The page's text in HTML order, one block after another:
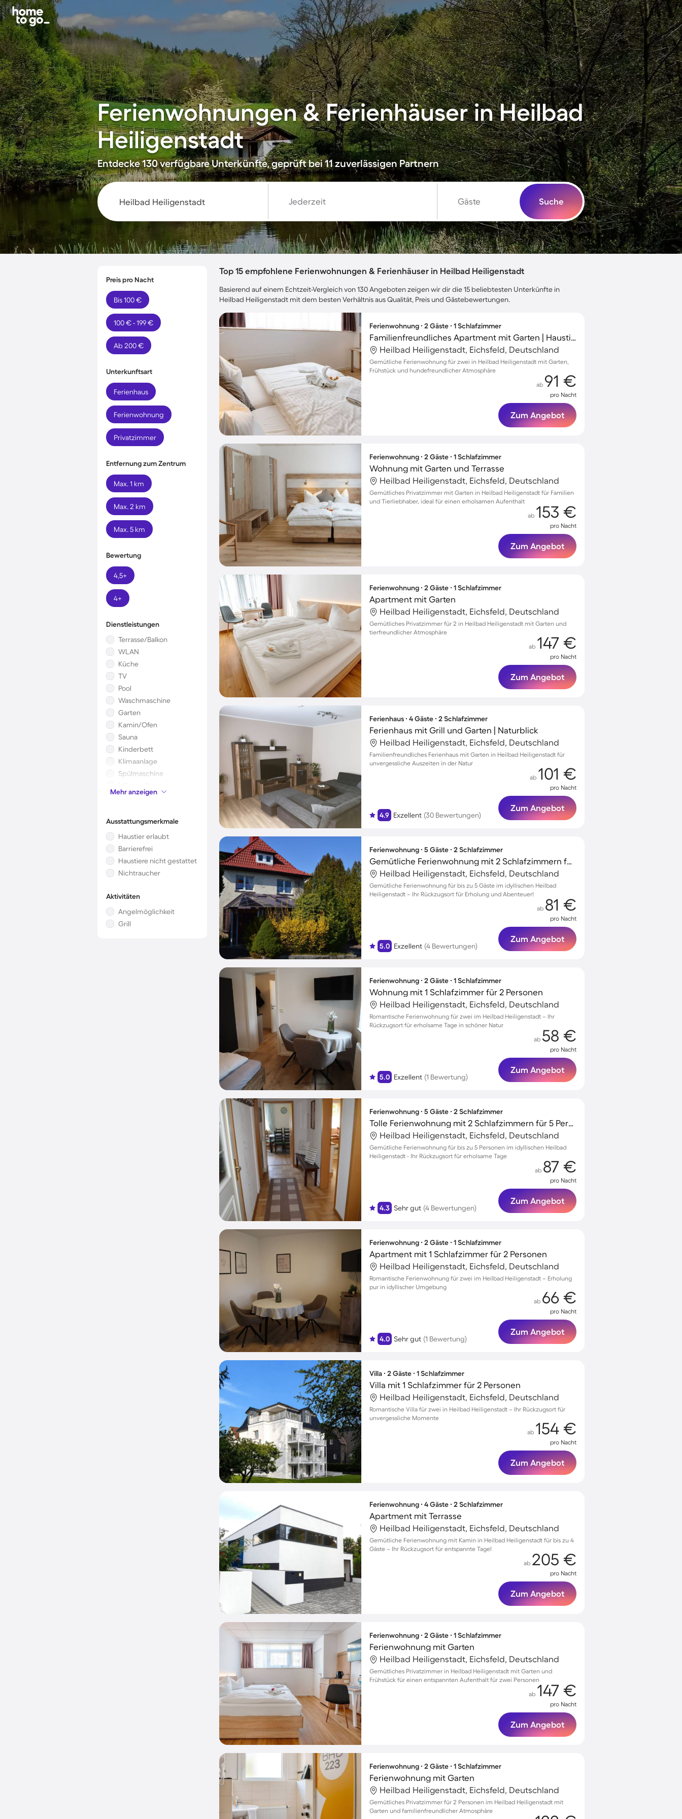
Ferienwohnungen & Ferienhäuser in Heilbad
Heiligenstadt
Entdecke 130 verfügbare Unterkünfte, geprüft bei 11 zuverlässigen Partnern
Jederzeit Gäste Suche
Preis pro Nacht
Bis 100 €
100 € - 199 €
Ab 200 €
Unterkunftsart
Ferienhaus
Ferienwohnung
Privatzimmer
Entfernung zum Zentrum
Max. 1 km
Max. 2 km
Max. 5 km
Bewertung
4,5+
4+
Dienstleistungen
Terrasse/Balkon
WLAN
Küche
TV
Pool
Waschmaschine
Garten
Kamin/Ofen
Sauna
Kinderbett
Klimaanlage
Spülmaschine
Mikrowelle
Whirlpool
Mehr anzeigen
Ausstattungsmerkmale
Haustier erlaubt
Barrierefrei
Haustiere nicht gestattet
Nichtraucher
Aktivitäten
Angelmöglichkeit
Grill
Top 15 empfohlene Ferienwohnungen & Ferienhäuser in Heilbad Heiligenstadt
Basierend auf einem Echtzeit-Vergleich von 130 Angeboten zeigen wir dir die 15 beliebtesten Unterkünfte in
Heilbad Heiligenstadt mit dem besten Verhältnis aus Qualität, Preis und Gästebewertungen.
Ferienwohnung ∙ 2 Gäste ∙ 1 Schlafzimmer
Familienfreundliches Apartment mit Garten | Haustierfreundlich
Heilbad Heiligenstadt, Eichsfeld, Deutschland
Gemütliche Ferienwohnung für zwei in Heilbad Heiligenstadt mit Garten,
Frühstück und hundefreundlicher Atmosphäre
ab 91 €
pro Nacht
Zum Angebot
Ferienwohnung ∙ 2 Gäste ∙ 1 Schlafzimmer
Wohnung mit Garten und Terrasse
Heilbad Heiligenstadt, Eichsfeld, Deutschland
Gemütliches Privatzimmer mit Garten in Heilbad Heiligenstadt für Familien
und Tierliebhaber, ideal für einen erholsamen Aufenthalt
ab 153 €
pro Nacht
Zum Angebot
Ferienwohnung ∙ 2 Gäste ∙ 1 Schlafzimmer
Apartment mit Garten
Heilbad Heiligenstadt, Eichsfeld, Deutschland
Gemütliches Privatzimmer für 2 in Heilbad Heiligenstadt mit Garten und
tierfreundlicher Atmosphäre
ab 147 €
pro Nacht
Zum Angebot
Ferienhaus ∙ 4 Gäste ∙ 2 Schlafzimmer
Ferienhaus mit Grill und Garten | Naturblick
Heilbad Heiligenstadt, Eichsfeld, Deutschland
Familienfreundliches Ferienhaus mit Garten in Heilbad Heiligenstadt für
unvergessliche Auszeiten in der Natur
4.9 Exzellent (30 Bewertungen)
ab 101 €
pro Nacht
Zum Angebot
Ferienwohnung ∙ 5 Gäste ∙ 2 Schlafzimmer
Gemütliche Ferienwohnung mit 2 Schlafzimmern für 5 Personen
Heilbad Heiligenstadt, Eichsfeld, Deutschland
Gemütliche Ferienwohnung für bis zu 5 Gäste im idyllischen Heilbad
Heiligenstadt – Ihr Rückzugsort für Erholung und Abenteuer!
5.0 Exzellent (4 Bewertungen)
ab 81 €
pro Nacht
Zum Angebot
Ferienwohnung ∙ 2 Gäste ∙ 1 Schlafzimmer
Wohnung mit 1 Schlafzimmer für 2 Personen
Heilbad Heiligenstadt, Eichsfeld, Deutschland
Romantische Ferienwohnung für zwei im Heilbad Heiligenstadt – Ihr
Rückzugsort für erholsame Tage in schöner Natur
5.0 Exzellent (1 Bewertung)
ab 58 €
pro Nacht
Zum Angebot
Ferienwohnung ∙ 5 Gäste ∙ 2 Schlafzimmer
Tolle Ferienwohnung mit 2 Schlafzimmern für 5 Personen
Heilbad Heiligenstadt, Eichsfeld, Deutschland
Gemütliche Ferienwohnung für bis zu 5 Personen im idyllischen Heilbad
Heiligenstadt - Ihr Rückzugsort für erholsame Tage
4.3 Sehr gut (4 Bewertungen)
ab 87 €
pro Nacht
Zum Angebot
Ferienwohnung ∙ 2 Gäste ∙ 1 Schlafzimmer
Apartment mit 1 Schlafzimmer für 2 Personen
Heilbad Heiligenstadt, Eichsfeld, Deutschland
Romantische Ferienwohnung für zwei im Heilbad Heiligenstadt – Erholung
pur in idyllischer Umgebung
4.0 Sehr gut (1 Bewertung)
ab 66 €
pro Nacht
Zum Angebot
Villa ∙ 2 Gäste ∙ 1 Schlafzimmer
Villa mit 1 Schlafzimmer für 2 Personen
Heilbad Heiligenstadt, Eichsfeld, Deutschland
Romantische Villa für zwei in Heilbad Heiligenstadt – Ihr Rückzugsort für
unvergessliche Momente
ab 154 €
pro Nacht
Zum Angebot
Ferienwohnung ∙ 4 Gäste ∙ 2 Schlafzimmer
Apartment mit Terrasse
Heilbad Heiligenstadt, Eichsfeld, Deutschland
Gemütliche Ferienwohnung mit Kamin in Heilbad Heiligenstadt für bis zu 4
Gäste – Ihr Rückzugsort für entspannte Tage!
ab 205 €
pro Nacht
Zum Angebot
Ferienwohnung ∙ 2 Gäste ∙ 1 Schlafzimmer
Ferienwohnung mit Garten
Heilbad Heiligenstadt, Eichsfeld, Deutschland
Gemütliches Privatzimmer in Heilbad Heiligenstadt mit Garten und
Frühstück für einen entspannten Aufenthalt für zwei Personen
ab 147 €
pro Nacht
Zum Angebot
Ferienwohnung ∙ 2 Gäste ∙ 1 Schlafzimmer
Ferienwohnung mit Garten
Heilbad Heiligenstadt, Eichsfeld, Deutschland
Gemütliches Privatzimmer für 2 Personen im Heilbad Heiligenstadt mit
Garten und familienfreundlicher Atmosphäre